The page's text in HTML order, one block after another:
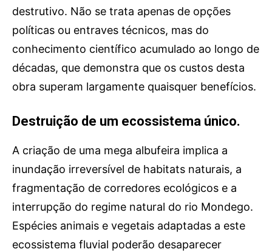
Seia em Números
AUTÁRQUICAS 2025 em Seia
Contactos
Tel. 238 310 090 (chamada para a rede fixa nacional)
Facebook Instagram Youtube
Sobre o Jornal
Ficha Técnica
destrutivo. Não se trata apenas de opções
políticas ou entraves técnicos, mas do
conhecimento científico acumulado ao longo de
décadas, que demonstra que os custos desta
obra superam largamente quaisquer benefícios.
Destruição de um ecossistema único.
A criação de uma mega albufeira implica a
inundação irreversível de habitats naturais, a
fragmentação de corredores ecológicos e a
interrupção do regime natural do rio Mondego.
Espécies animais e vegetais adaptadas a este
ecossistema fluvial poderão desaparecer